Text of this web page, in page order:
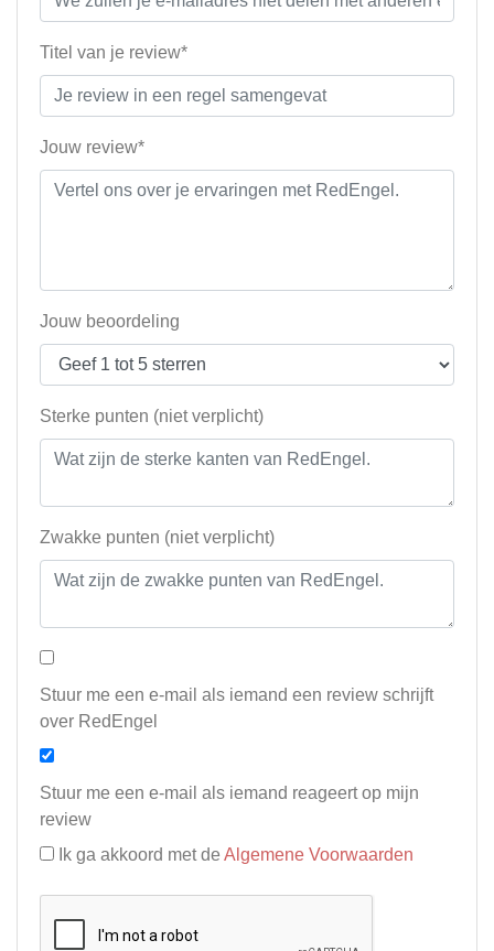
Titel van je review*
Jouw review*
Jouw beoordeling
Sterke punten (niet verplicht)
Zwakke punten (niet verplicht)
Stuur me een e-mail als iemand een review schrijft
over RedEngel
Stuur me een e-mail als iemand reageert op mijn
review
Ik ga akkoord met de Algemene Voorwaarden